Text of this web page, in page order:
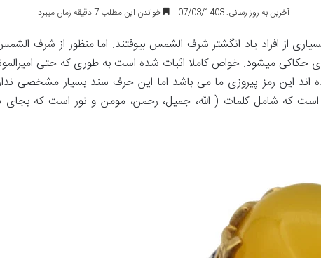
آخرین به روز رسانی: 07/03/1403 خواندن این مطلب 7 دقیقه زمان میبرد
از افراد یاد انگشتر شرف الشمس بیوفتند. اما منظور از شرف
حکاکی میشود. خواص کاملا اثبات شده است به طوری که حتی
این رمز پیروزی ما می باشد اما این حرف سند بسیار مشخصی
اسم اعظم خداوند است که شامل کلمات ( الله، جمیل، رحمن، مومن و نور است